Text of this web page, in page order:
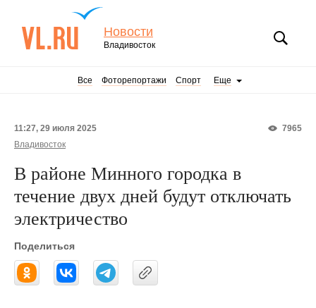
Новости
Владивосток
Все Фоторепортажи Спорт Еще
7965
11:27, 29 июля 2025
Владивосток
В районе Минного городка в
течение двух дней будут отключать
электричество
Поделиться